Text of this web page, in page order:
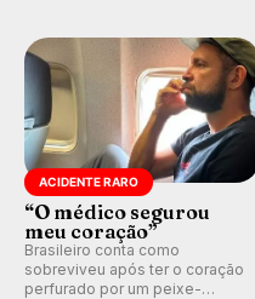
ondas para até 16 dias.
ACIDENTE RARO
“O médico segurou
meu coração”
Brasileiro conta como
sobreviveu após ter o coração
perfurado por um peixe-